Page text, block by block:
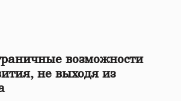
возможности
не выходя из